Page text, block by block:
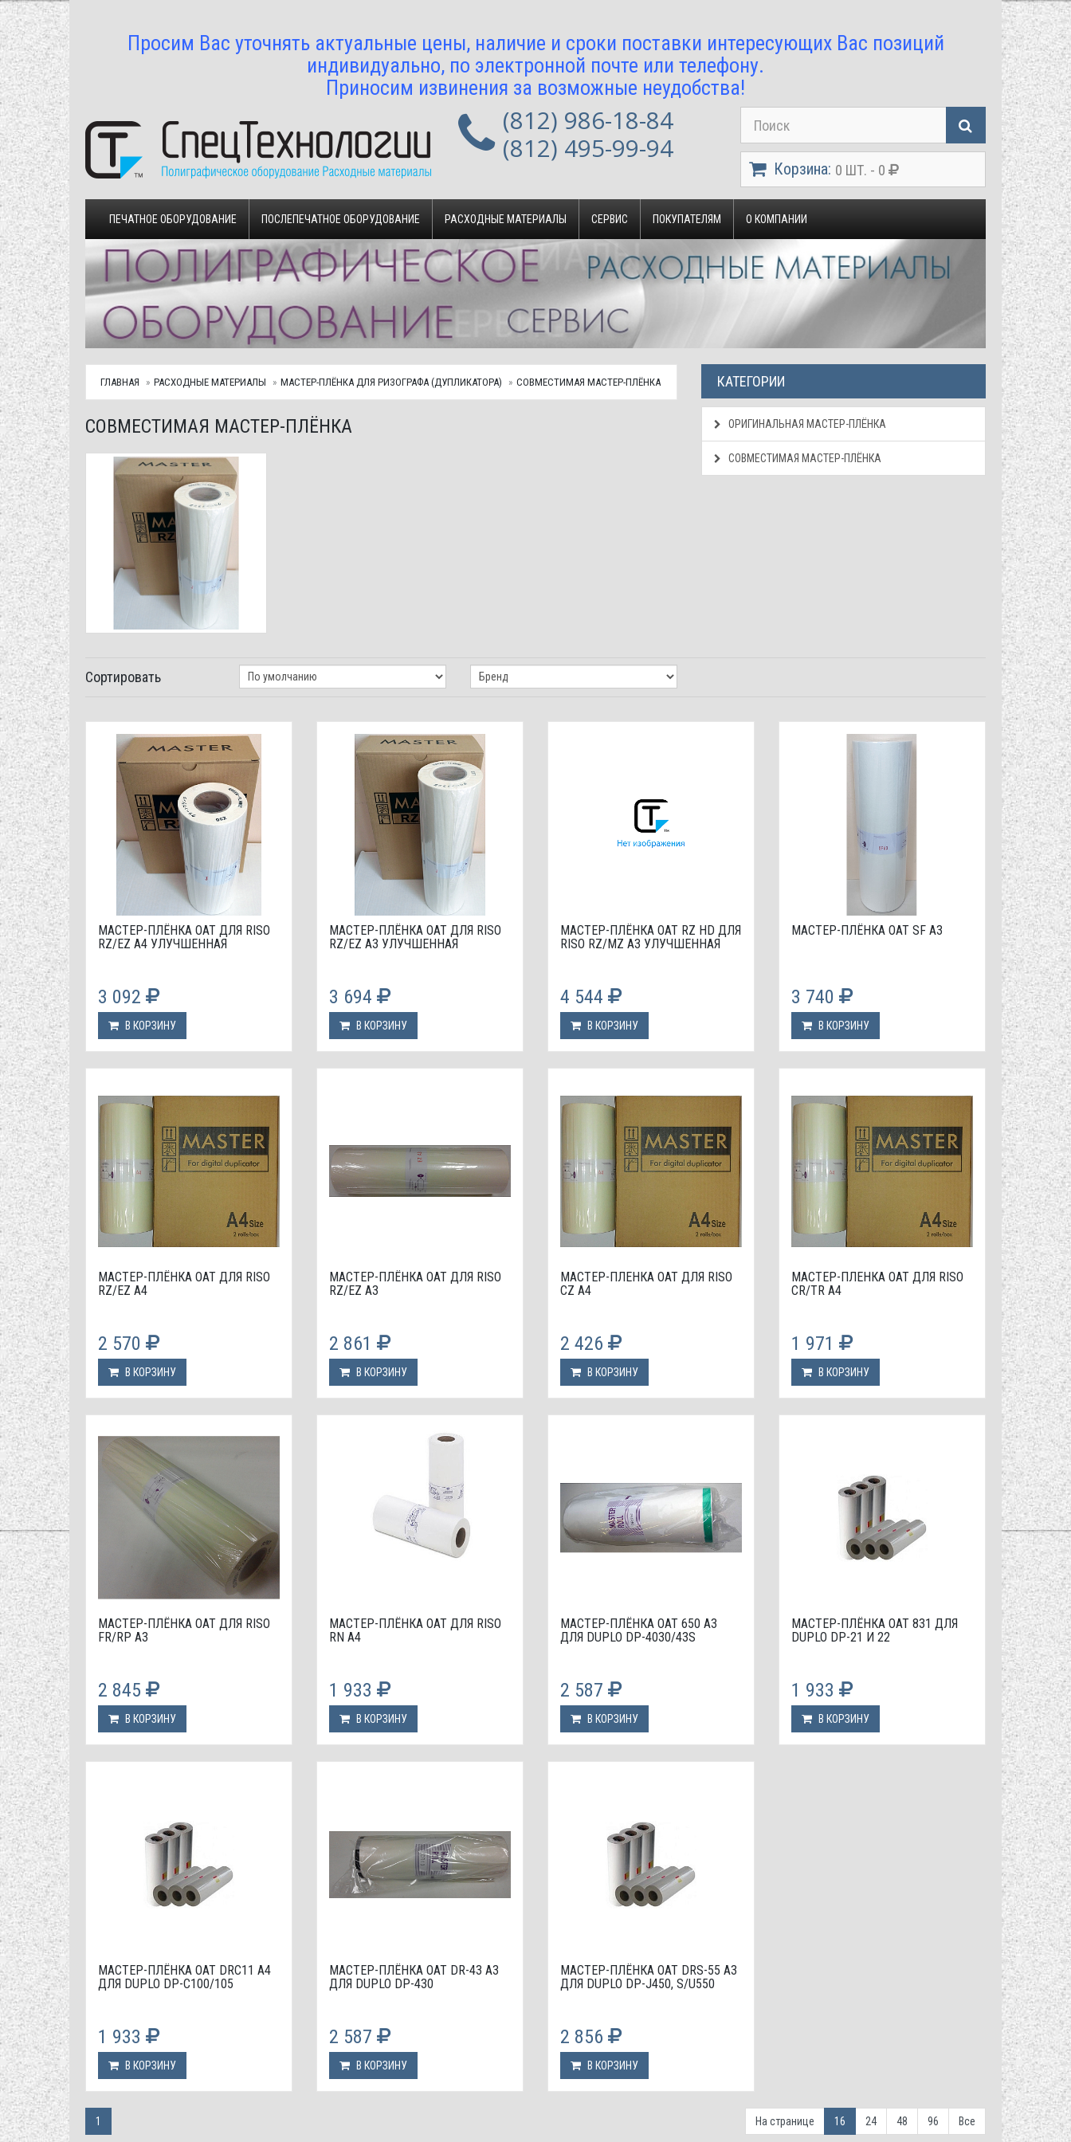
Просим Вас уточнять актуальные цены, наличие и сроки поставки интересующих Вас позиций
индивидуально, по электронной почте или телефону.
Приносим извинения за возможные неудобства!
(812) 986-18-84
(812) 495-99-94
Корзина: 0 ШТ. - 0
ПЕЧАТНОЕ ОБОРУДОВАНИЕ ПОСЛЕПЕЧАТНОЕ ОБОРУДОВАНИЕ РАСХОДНЫЕ МАТЕРИАЛЫ СЕРВИС ПОКУПАТЕЛЯМ О КОМПАНИИ
ГЛАВНАЯ РАСХОДНЫЕ МАТЕРИАЛЫ МАСТЕР-ПЛЁНКА ДЛЯ РИЗОГРАФА (ДУПЛИКАТОРА) СОВМЕСТИМАЯ МАСТЕР-ПЛЁНКА
СОВМЕСТИМАЯ МАСТЕР-ПЛЁНКА
КАТЕГОРИИ
ОРИГИНАЛЬНАЯ МАСТЕР-ПЛЁНКА
СОВМЕСТИМАЯ МАСТЕР-ПЛЁНКА
Сортировать
МАСТЕР-ПЛЁНКА OAT ДЛЯ RISO
RZ/EZ А4 УЛУЧШЕННАЯ
3 092
В КОРЗИНУ
МАСТЕР-ПЛЁНКА OAT ДЛЯ RISO
RZ/EZ А3 УЛУЧШЕННАЯ
3 694
В КОРЗИНУ
МАСТЕР-ПЛЁНКА OAT RZ HD ДЛЯ
RISO RZ/MZ А3 УЛУЧШЕННАЯ
4 544
В КОРЗИНУ
МАСТЕР-ПЛЁНКА OAT SF А3
3 740
В КОРЗИНУ
МАСТЕР-ПЛЁНКА OAT ДЛЯ RISO
RZ/EZ А4
2 570
В КОРЗИНУ
МАСТЕР-ПЛЁНКА OAT ДЛЯ RISO
RZ/EZ А3
2 861
В КОРЗИНУ
МАСТЕР-ПЛЕНКА OAT ДЛЯ RISO
CZ A4
2 426
В КОРЗИНУ
МАСТЕР-ПЛЕНКА OAT ДЛЯ RISO
CR/TR A4
1 971
В КОРЗИНУ
МАСТЕР-ПЛЁНКА OAT ДЛЯ RISO
FR/RP А3
2 845
В КОРЗИНУ
МАСТЕР-ПЛЁНКА OAT ДЛЯ RISO
RN А4
1 933
В КОРЗИНУ
МАСТЕР-ПЛЁНКА OAT 650 A3
ДЛЯ DUPLO DP-4030/43S
2 587
В КОРЗИНУ
МАСТЕР-ПЛЁНКА OAT 831 ДЛЯ
DUPLO DP-21 И 22
1 933
В КОРЗИНУ
МАСТЕР-ПЛЁНКА OAT DRC11 A4
ДЛЯ DUPLO DP-С100/105
1 933
В КОРЗИНУ
МАСТЕР-ПЛЁНКА OAT DR-43 А3
ДЛЯ DUPLO DP-430
2 587
В КОРЗИНУ
МАСТЕР-ПЛЁНКА OAT DRS-55 А3
ДЛЯ DUPLO DP-J450, S/U550
2 856
В КОРЗИНУ
1 На странице 16 24 48 96 Все